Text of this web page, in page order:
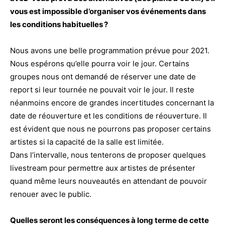
vous est impossible d’organiser vos événements dans
les conditions habituelles ?
Nous avons une belle programmation prévue pour 2021.
Nous espérons qu’elle pourra voir le jour. Certains
groupes nous ont demandé de réserver une date de
report si leur tournée ne pouvait voir le jour. Il reste
néanmoins encore de grandes incertitudes concernant la
date de réouverture et les conditions de réouverture. Il
est évident que nous ne pourrons pas proposer certains
artistes si la capacité de la salle est limitée.
Dans l’intervalle, nous tenterons de proposer quelques
livestream pour permettre aux artistes de présenter
quand même leurs nouveautés en attendant de pouvoir
renouer avec le public.
Quelles seront les conséquences à long terme de cette